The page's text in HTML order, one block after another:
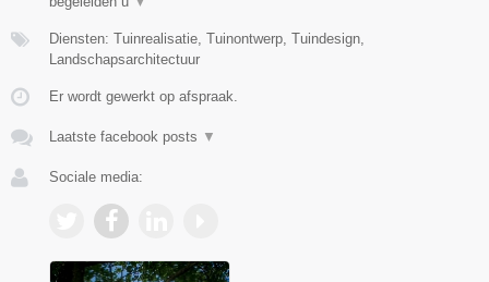
Diensten: Tuinrealisatie, Tuinontwerp, Tuindesign,
Landschapsarchitectuur
Er wordt gewerkt op afspraak.
Laatste facebook posts ▼
Sociale media: